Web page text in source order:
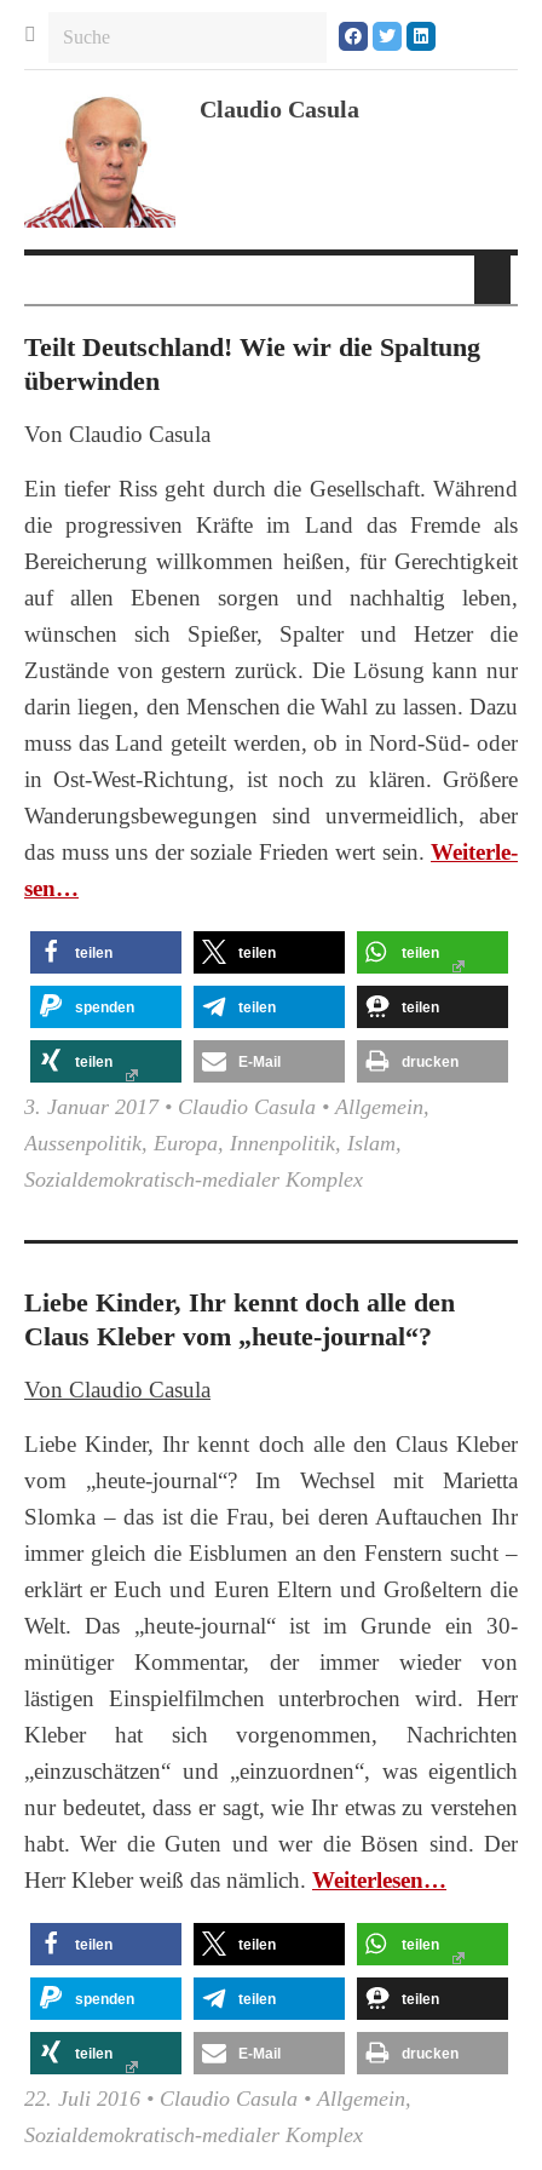
Claudio Casula
Teilt Deutschland! Wie wir die Spaltung
überwinden
Von Claudio Casula
Ein tiefer Riss geht durch die Gesellschaft. Während
die progressiven Kräfte im Land das Fremde als
Bereicherung willkommen heißen, für Gerechtigkeit
auf allen Ebenen sorgen und nachhaltig leben,
wünschen sich Spießer, Spalter und Hetzer die
Zustände von gestern zurück. Die Lösung kann nur
darin liegen, den Menschen die Wahl zu lassen. Dazu
muss das Land geteilt werden, ob in Nord-Süd- oder
in Ost-West-Richtung, ist noch zu klären. Größere
Wanderungsbewegungen sind unvermeidlich, aber
das muss uns der soziale Frieden wert sein. Wei­ter­le­
sen…
teilen teilen teilen
spenden teilen teilen
teilen E-Mail drucken
3. Januar 2017• Claudio Casula •Allgemein,
Aussenpolitik, Europa, Innenpolitik, Islam,
Sozialdemokratisch-medialer Komplex
Liebe Kinder, Ihr kennt doch alle den
Claus Kleber vom „heute-journal“?
Von Claudio Casula
Liebe Kinder, Ihr kennt doch alle den Claus Kleber
vom „heute-journal“? Im Wechsel mit Marietta
Slomka – das ist die Frau, bei deren Auftauchen Ihr
immer gleich die Eisblumen an den Fenstern sucht –
erklärt er Euch und Euren Eltern und Großeltern die
Welt. Das „heute-journal“ ist im Grunde ein 30-
minütiger Kommentar, der immer wieder von
lästigen Einspielfilmchen unterbrochen wird. Herr
Kleber hat sich vorgenommen, Nachrichten
„einzuschätzen“ und „einzuordnen“, was eigentlich
nur bedeutet, dass er sagt, wie Ihr etwas zu verstehen
habt. Wer die Guten und wer die Bösen sind. Der
Herr Kleber weiß das nämlich. Wei­ter­le­sen…
teilen teilen teilen
spenden teilen teilen
teilen E-Mail drucken
22. Juli 2016 • Claudio Casula •Allgemein,
Sozialdemokratisch-medialer Komplex